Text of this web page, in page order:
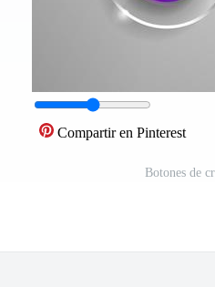
Compartir en Pinterest
Botones de